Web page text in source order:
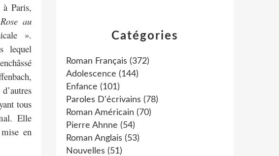
Paris,
Rose au
».
lequel
tous
Elle
en
Catégories
Roman Français (372)
Adolescence (144)
Enfance (101)
Paroles D'écrivains (78)
Roman Américain (70)
Pierre Ahnne (54)
Roman Anglais (53)
Nouvelles (51)